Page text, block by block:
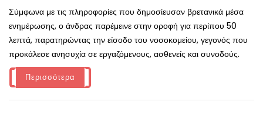
Σύμφωνα με τις πληροφορίες που δημοσίευσαν βρετανικά μέσα
ενημέρωσης, ο άνδρας παρέμεινε στην οροφή για περίπου 50
λεπτά, παρατηρώντας την είσοδο του νοσοκομείου, γεγονός που
προκάλεσε ανησυχία σε εργαζόμενους, ασθενείς και συνοδούς.
Περισσότερα